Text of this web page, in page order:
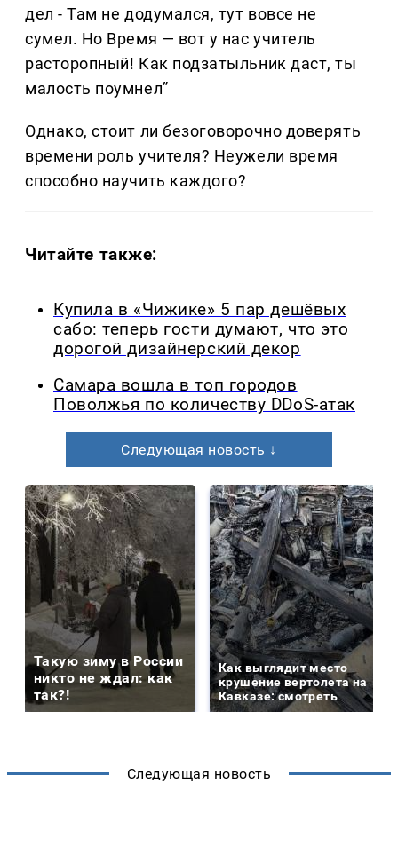
дел - Там не додумался, тут вовсе не
сумел. Но Время — вот у нас учитель
расторопный! Как подзатыльник даст, ты
малость поумнел”
Однако, стоит ли безоговорочно доверять
времени роль учителя? Неужели время
способно научить каждого?
Читайте также:
Купила в «Чижике» 5 пар дешёвых
сабо: теперь гости думают, что это
дорогой дизайнерский декор
Самара вошла в топ городов
Поволжья по количеству DDoS-атак
Следующая новость ↓
Такую зиму в России
никто не ждал: как
так?!
Как выглядит место
крушение вертолета на
Кавказе: смотреть
Следующая новость